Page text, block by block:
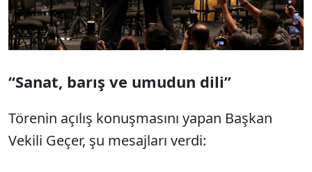
“Sanat, barış ve umudun dili”
Törenin açılış konuşmasını yapan Başkan
Vekili Geçer, şu mesajları verdi: